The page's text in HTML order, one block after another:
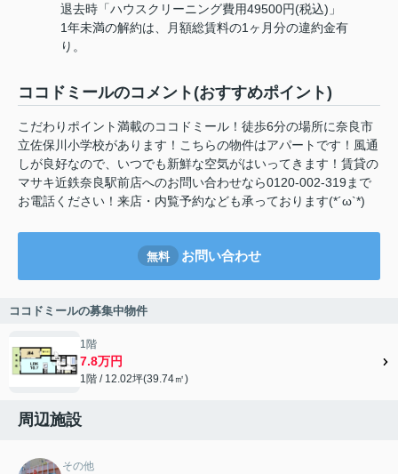
退去時「ハウスクリーニング費用49500円(税込)」
1年未満の解約は、月額総賃料の1ヶ月分の違約金有
り。
ココドミールのコメント(おすすめポイント)
こだわりポイント満載のココドミール！徒歩6分の場所に奈良市
立佐保川小学校があります！こちらの物件はアパートです！風通
しが良好なので、いつでも新鮮な空気がはいってきます！賃貸の
マサキ近鉄奈良駅前店へのお問い合わせなら0120-002-319まで
お電話ください！来店・内覧予約なども承っております(*´ω`*)
無料 お問い合わせ
ココドミールの募集中物件
1階
7.8万円
1階 / 12.02坪(39.74㎡)
周辺施設
その他